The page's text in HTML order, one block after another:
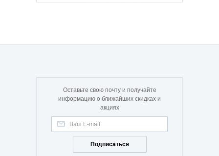
Оставьте свою почту и получайте
информацию о ближайших скидках и
акциях
Подписаться